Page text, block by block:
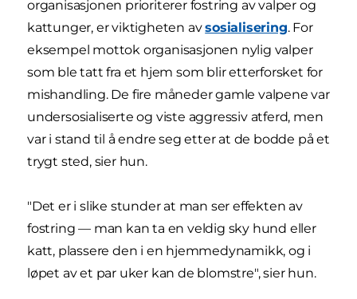
organisasjonen prioriterer fostring av valper og
kattunger, er viktigheten avsosialisering. For
eksempel mottok organisasjonen nylig valper
som ble tatt fra et hjem som blir etterforsket for
mishandling. De fire måneder gamle valpene var
undersosialiserte og viste aggressiv atferd, men
var i stand til å endre seg etter at de bodde på et
trygt sted, sier hun.
"Det er i slike stunder at man ser effekten av
fostring — man kan ta en veldig sky hund eller
katt, plassere den i en hjemmedynamikk, og i
løpet av et par uker kan de blomstre", sier hun.